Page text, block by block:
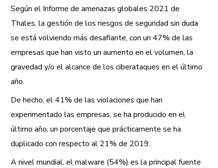
Según el Informe de amenazas globales 2021 de
Thales, la gestión de los riesgos de seguridad sin duda
se está volviendo más desafiante, con un 47% de las
empresas que han visto un aumento en el volumen, la
gravedad y/o el alcance de los ciberataques en el último
año.
De hecho, el 41% de las violaciones que han
experimentado las empresas, se ha producido en el
último año, un porcentaje que prácticamente se ha
duplicado con respecto al 21% de 2019.
A nivel mundial, el malware (54%) es la principal fuente